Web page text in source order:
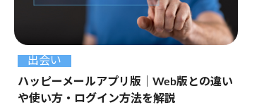
出会い
ハッピーメールアプリ版｜Web版との違い
や使い方・ログイン方法を解説